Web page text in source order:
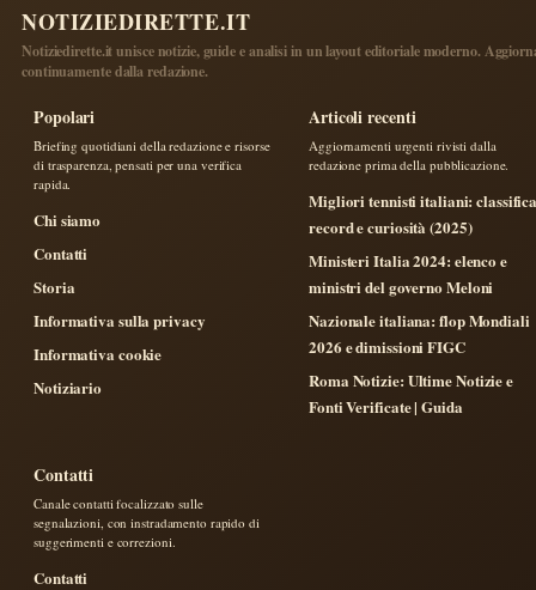
NOTIZIEDIRETTE.IT
Notiziedirette.it unisce notizie, guide e analisi in un layout editoriale moderno.
continuamente dalla redazione.
Popolari
Briefing quotidiani della redazione e risorse
di trasparenza, pensati per una verifica
rapida.
Chi siamo
Contatti
Storia
Informativa sulla privacy
Informativa cookie
Notiziario
Articoli recenti
Aggiornamenti urgenti rivisti dalla
redazione prima della pubblicazione.
Migliori tennisti italiani:
record e curiosità (2025)
Ministeri Italia 2024: elenco e
ministri del governo Meloni
Nazionale italiana: flop Mondiali
2026 e dimissioni FIGC
Roma Notizie: Ultime Notizie e
Fonti Verificate | Guida
Contatti
Canale contatti focalizzato sulle
segnalazioni, con instradamento rapido di
suggerimenti e correzioni.
Contatti